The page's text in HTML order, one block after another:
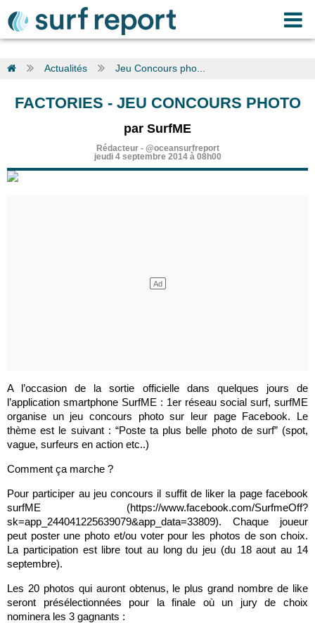
Actualités Jeu Concours pho...
FACTORIES - JEU CONCOURS PHOTO
par SurfME
Rédacteur- @oceansurfreport
jeudi 4 septembre 2014 à 08h00
A l’occasion de la sortie officielle dans quelques jours de
l’application smartphone SurfME : 1er réseau social surf, surfME
organise un jeu concours photo sur leur page Facebook. Le
thème est le suivant : “Poste ta plus belle photo de surf” (spot,
vague, surfeurs en action etc..)
Comment ça marche ?
Pour participer au jeu concours il suffit de liker la page facebook
surfME (https://www.facebook.com/SurfmeOff?
sk=app_244041225639079&app_data=33809). Chaque joueur
peut poster une photo et/ou voter pour les photos de son choix.
La participation est libre tout au long du jeu (du 18 aout au 14
septembre).
Les 20 photos qui auront obtenus, le plus grand nombre de like
seront présélectionnées pour la finale où un jury de choix
nominera les 3 gagnants :